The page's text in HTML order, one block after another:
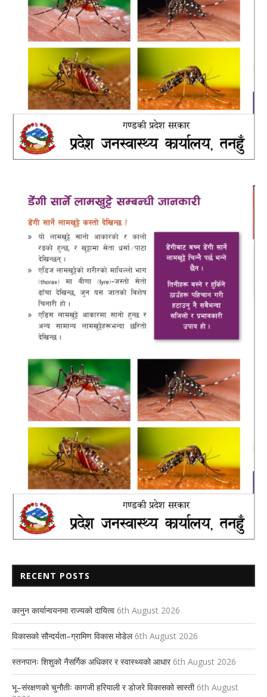
RECENT POSTS
कानुन कार्यान्वयनमा राज्यको दायित्व 6th August 2026
विकासको सौन्दर्यता–ग्रामिण विकास मोडेल 6th August 2026
स्तनपानः शिशुको नैसर्गिक अधिकार र स्वास्थ्यको आधार 6th August 2026
भू–संरक्षणको चुनौतीः कागजी हरियाली र डोजरे विकासको सास्ती 6th August